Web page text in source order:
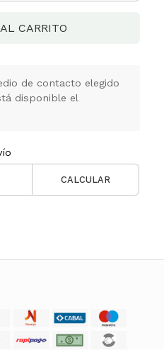
CARRITO
de contacto elegido
disponible el
CALCULAR